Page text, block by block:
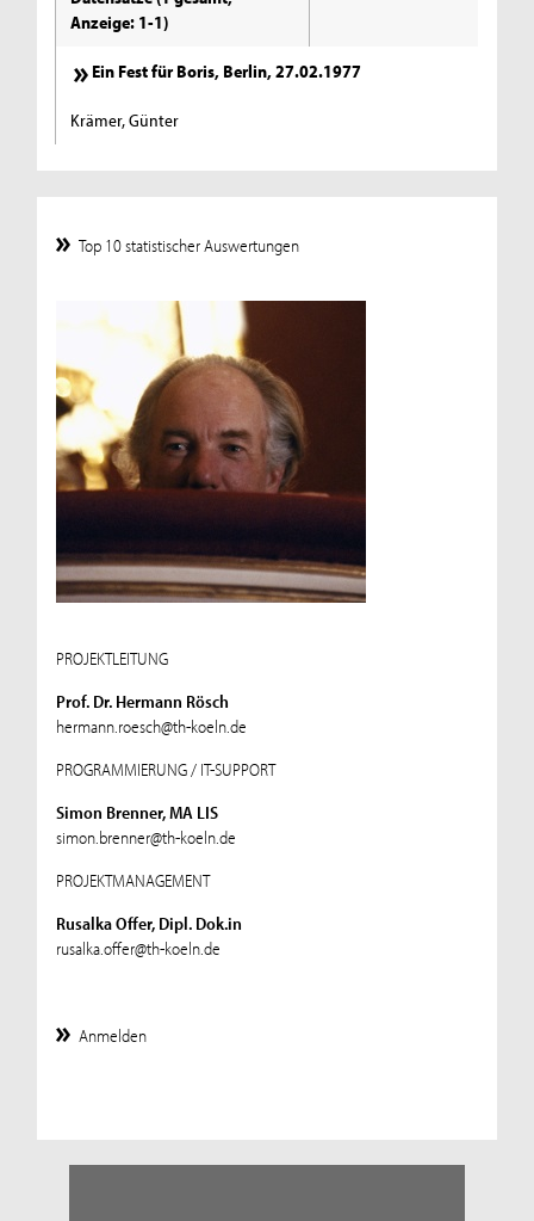
Anzeige: 1-1)
Ein Fest für Boris, Berlin, 27.02.1977
Krämer, Günter
Top 10 statistischer Auswertungen
PROJEKTLEITUNG
Prof. Dr. Hermann Rösch
hermann.roesch@th-koeln.de
PROGRAMMIERUNG / IT-SUPPORT
Simon Brenner, MA LIS
simon.brenner@th-koeln.de
PROJEKTMANAGEMENT
Rusalka Offer, Dipl. Dok.in
rusalka.offer@th-koeln.de
Anmelden